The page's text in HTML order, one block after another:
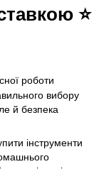
⭐
роботи
вибору
й безпека
інструменти